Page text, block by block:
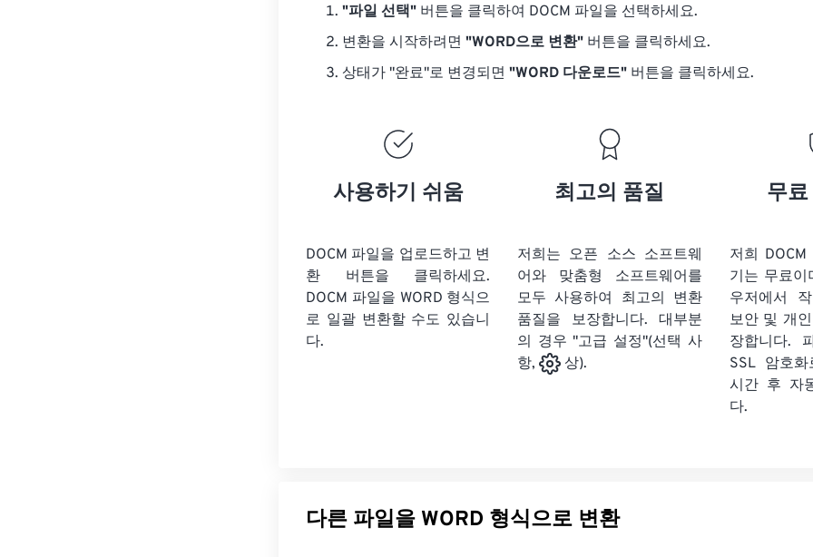
"파일 선택" 버튼을 클릭하여 DOCM 파일을 선택하세요.
변환을 시작하려면 "WORD으로 변환" 버튼을 클릭하세요.
상태가 "완료"로 변경되면 "WORD 다운로드" 버튼을 클릭하세요.
사용하기 쉬움
DOCM 파일을 업로드하고 변
환 버튼을 클릭하세요.
DOCM 파일을 WORD 형식으
로 일괄 변환할 수도 있습니
다.
최고의 품질
저희는 오픈 소스 소프트웨
어와 맞춤형 소프트웨어를
모두 사용하여 최고의 변환
품질을 보장합니다. 대부분
의 경우 "고급 설정"(선택 사
항,
상).
무
저희
기는 무료
우저에서
보안 및 개
장합니다.
SSL 암호
시간 후 자
다.
다른 파일을 WORD 형식으로 변환